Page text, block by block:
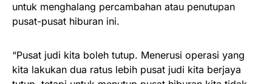
untuk menghalang percambahan atau penutupan
pusat-pusat hiburan ini.
“Pusat judi kita boleh tutup. Menerusi operasi yang
kita lakukan dua ratus lebih pusat judi kita berjaya